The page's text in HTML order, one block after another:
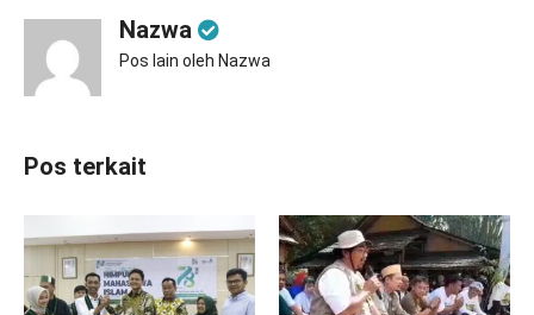
Nazwa
Pos lain oleh Nazwa
Pos terkait